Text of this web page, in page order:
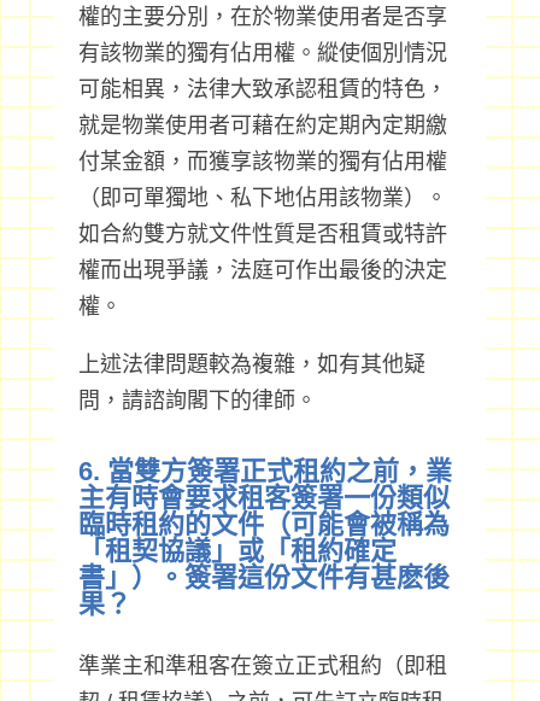
權的主要分別，在於物業使用者是否享
有該物業的獨有佔用權。縱使個別情況
可能相異，法律大致承認租賃的特色，
就是物業使用者可藉在約定期內定期繳
付某金額，而獲享該物業的獨有佔用權
（即可單獨地、私下地佔用該物業）。
如合約雙方就文件性質是否租賃或特許
權而出現爭議，法庭可作出最後的決定
權。
上述法律問題較為複雜，如有其他疑
問，請諮詢閣下的律師。
6. 當雙方簽署正式租約之前，業
主有時會要求租客簽署一份類似
臨時租約的文件（可能會被稱為
「租契協議」或「租約確定
書」）。簽署這份文件有甚麽後
果？
準業主和準租客在簽立正式租約（即租